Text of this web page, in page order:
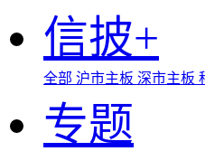
信披+
全部 沪市主板 深市主板
专题